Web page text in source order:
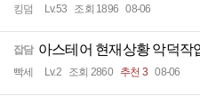
킹덤 Lv.53 조회 1896 08-06
잡담 아스테어 현재상황 악덕작
빡세 Lv.2 조회 2860 추천 3 08-06